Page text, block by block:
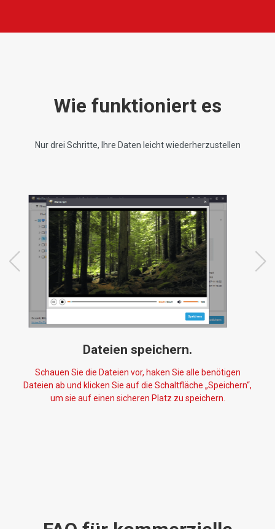
Wie funktioniert es
Nur drei Schritte, Ihre Daten leicht wiederherzustellen
Dateien speichern.
Schauen Sie die Dateien vor, haken Sie alle benötigen
Dateien ab und klicken Sie auf die Schaltfläche „Speichern“,
um sie auf einen sicheren Platz zu speichern.